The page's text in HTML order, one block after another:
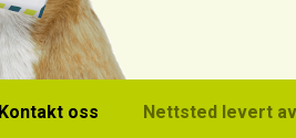
Kontakt oss Nettsted levert av